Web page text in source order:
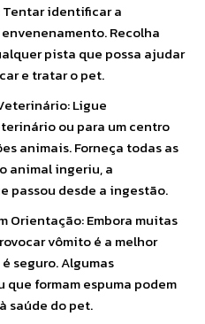
identificar a
Recolha
pista que possa ajudar
e tratar o pet.
Ligue
ou para um centro
animais. Forneça todas as
animal ingeriu, a
passou desde a ingestão.
Orientação: Embora muitas
vômito é a melhor
seguro. Algumas
formam espuma podem
saúde do pet.